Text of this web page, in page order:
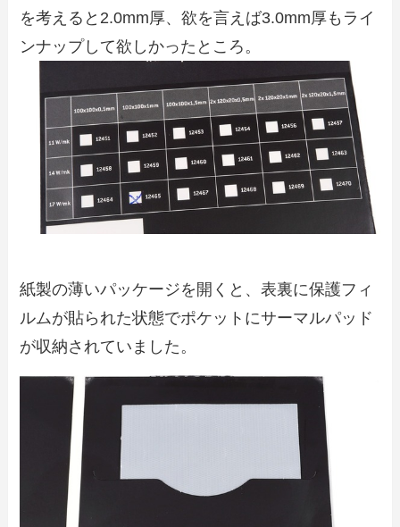
を考えると2.0mm厚、欲を言えば3.0mm厚もライ
ンナップして欲しかったところ。
紙製の薄いパッケージを開くと、表裏に保護フィ
ルムが貼られた状態でポケットにサーマルパッド
が収納されていました。